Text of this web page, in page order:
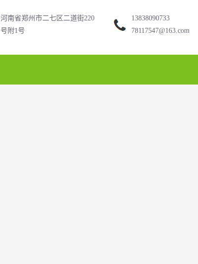
河南省郑州市二七区二道街220
号附1号
13838090733
78117547@163.com